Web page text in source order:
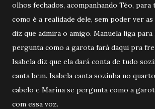
olhos fechados, acompanhando Téo,
como é a realidade dele, sem poder ver as
diz que admira o amigo. Manuela liga para
pergunta como a garota fará daqui pra
Isabela diz que ela dará conta de tudo
canta bem. Isabela canta sozinha no
cabelo e Marina se pergunta como a
com essa voz.